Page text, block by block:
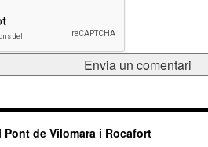
Pont de Vilomara i Rocafort